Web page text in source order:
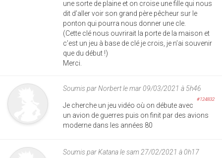
une sorte de plaine et on croise une fille qui nous
dit d’aller voir son grand père pêcheur sur le
ponton qui pourra nous donner une cle.
(Cette clé nous ouvrirait la porte de la maison et
c’est un jeu à base de clé je crois, je n’ai souvenir
que du début !)
Merci.
Soumis parNorbertle mar 09/03/2021 à 5h46
#124832
Je cherche un jeu vidéo où on débute avec
un avion de guerres puis on finit par des avions
moderne dans les années 80
Soumis parKatanale sam 27/02/2021 à 0h17